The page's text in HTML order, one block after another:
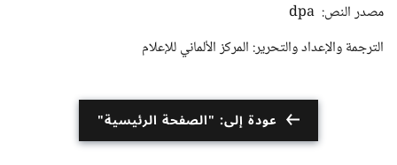
مصدر النص: dpa
الترجمة والإعداد والتحرير: المركز الألماني للإعلام
عودة إلى: "الصفحة الرئيسية"